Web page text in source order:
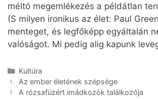
méltó megemlékezés a példátlan
(S milyen ironikus az élet: Paul
menteget, és legfőképp egyáltalán
valóságot. Mi pedig alig kapunk
Kategória
Kultúra
Az ember életének szépsége
A rózsafüzért imádkozók találkozója